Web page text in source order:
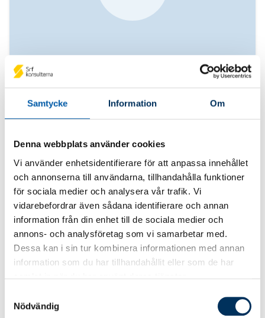
Samtycke Information Om
Denna webbplats använder cookies
Vi använder enhetsidentifierare för att anpassa innehållet
och annonserna till användarna, tillhandahålla funktioner
för sociala medier och analysera vår trafik. Vi
vidarebefordrar även sådana identifierare och annan
information från din enhet till de sociala medier och
annons- och analysföretag som vi samarbetar med.
Dessa kan i sin tur kombinera informationen med annan
information som du har tillhandahållit eller som de har
Nödvändig
Affärsrådgivning 2 – Affärsrådgivning
i praktiken
Det blir en allt vanligare arbetsuppgift för
affärsrådgivning till sina kundföretag. Att
kunna analysera verksamheten, och att
kunna föreslå åtgärder som minskar
riskerna men samtidigt ökar
möjligheterna, är ett viktigt
kompetensområde. Lär dig mer om
affärsrådgivning i praktiken i denna kurs.